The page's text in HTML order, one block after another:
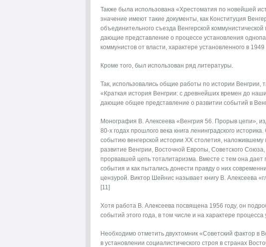
Также была использована «Хрестоматия по новейшей
значение имеют такие документы, как Конституция
объединительного съезда Венгерской
дающие представление о процессе установления
коммунистов от власти, характере установленного в
Кроме того, был использован ряд литературы.
Так, использовались общие работы по истории Венгрии,
«Краткая история Венгрии: с древнейших времен до
дающие общее представление о развитии событий в
Монография В. Алексеева «Венгрия 56. Прорыв цепи»,
80-х годах прошлого века книга ленинградского
событию венгерской истории ХХ столетия, наложившему
развитие Венгрии, Восточной Европы, Советского
прорвавшей цепь тоталитаризма. Вместе с тем она дает
события и как пытались донести правду о них
цензурой. Виктор Шейнис называет книгу В. Алексеева
[11]
Хотя работа В. Алексеева посвящена 1956 году, он
событий этого года, в том числе и на характере
Необходимо отметить двухтомник «Советский фактор в
в установлении социалистического строя в странах